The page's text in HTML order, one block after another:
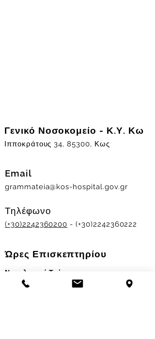
Γενικό Νοσοκομείο - Κ.Υ. Κω
Ιπποκράτους 34, 85300, Κως
Email
grammateia@kos-hospital.gov.gr
Τηλέφωνο
(+30)2242360200 - (+30)2242360222
Ώρες Επισκεπτηρίου
Νοσηλευτικά Τμήματα
Χειμερινό ωράριο: 11.00-13.00
17.30-19.30